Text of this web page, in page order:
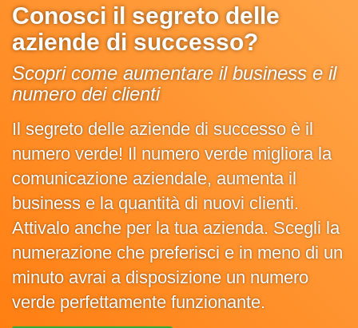
Conosci il segreto delle
aziende di successo?
Scopri come aumentare il business e il
numero dei clienti
Il segreto delle aziende di successo è il
numero verde! Il numero verde migliora la
comunicazione aziendale, aumenta il
business e la quantità di nuovi clienti.
Attivalo anche per la tua azienda. Scegli la
numerazione che preferisci e in meno di un
minuto avrai a disposizione un numero
verde perfettamente funzionante.